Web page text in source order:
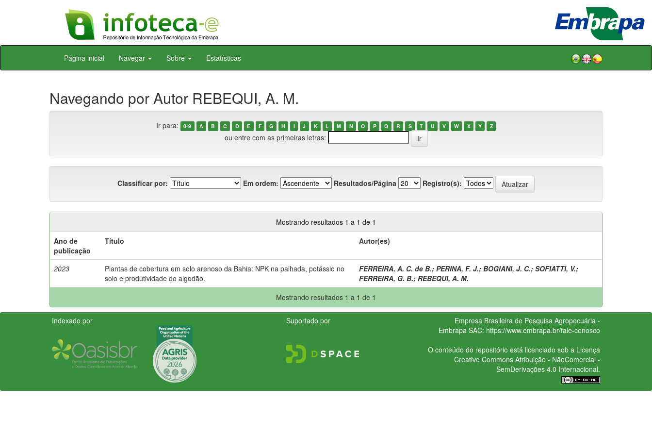
Skip
Página inicial Navegar Sobre Estatísticas
Navegando por Autor REBEQUI, A. M.
Ir para: 0-9 A B C D E F G H I J K L M N O P Q R S T U V W X Y Z
ou entre com as primeiras letras:
Classificar por: Em ordem: Resultados/Página Registro(s):
Mostrando resultados 1 a 1 de 1
Ano de
publicação
Título Autor(es)
2023
Plantas de cobertura em solo arenoso da Bahia: NPK na palhada, potássio no
solo e produtividade do algodão.
FERREIRA, A. C. de B.; PERINA, F. J.; BOGIANI, J. C.; SOFIATTI, V.;
FERREIRA, G. B.; REBEQUI, A. M.
Mostrando resultados 1 a 1 de 1
Indexado por Suportado por
Empresa Brasileira de Pesquisa Agropecuária -
Embrapa SAC: https://www.embrapa.br/fale-conosco
O conteúdo do repositório está licenciado sob a Licença
Creative CommonsAtribuição - NãoComercial -
SemDerivações 4.0 Internacional.